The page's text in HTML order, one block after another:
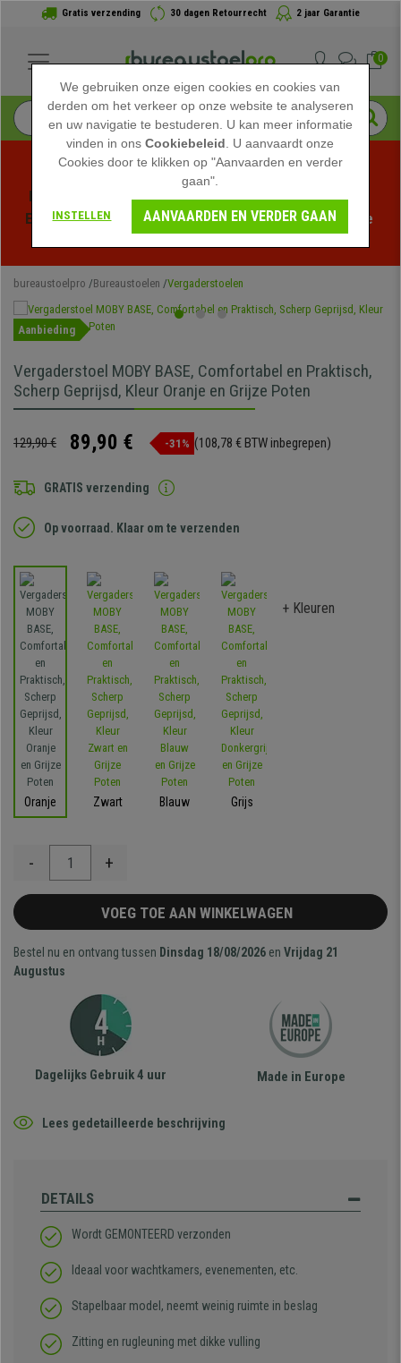
Gratis verzending 30 dagen Retourrecht 2 jaar Garantie
0
Profiteer van de Zomeruitverkoop bij bureaustoelpro!
Exclusieve kortingen voor een beperkte tijd - Bekijk de
bureaustoelpro Bureaustoelen Vergaderstoelen
Aanbieding
Vergaderstoel MOBY BASE, Comfortabel en Praktisch,
Scherp Geprijsd, Kleur Oranje en Grijze Poten
129,90 € 89,90 € -31% (108,78 € BTW inbegrepen)
GRATIS verzending
Op voorraad. Klaar om te verzenden
Oranje Zwart Blauw Grijs
+ Kleuren
- +
VOEG TOE AAN WINKELWAGEN
Bestel nu en ontvang tussen Dinsdag 18/08/2026 en Vrijdag 21
Augustus
Dagelijks Gebruik 4 uur Made in Europe
Lees gedetailleerde beschrijving
DETAILS
Wordt GEMONTEERD verzonden
Ideaal voor wachtkamers, evenementen, etc.
Stapelbaar model, neemt weinig ruimte in beslag
Zitting en rugleuning met dikke vulling
We gebruiken onze eigen cookies en cookies van
derden om het verkeer op onze website te analyseren
en uw navigatie te bestuderen. U kan meer informatie
vinden in onsCookiebeleid . U aanvaardt onze
Cookies door te klikken op "Aanvaarden en verder
gaan".
INSTELLEN AANVAARDEN EN VERDER GAAN